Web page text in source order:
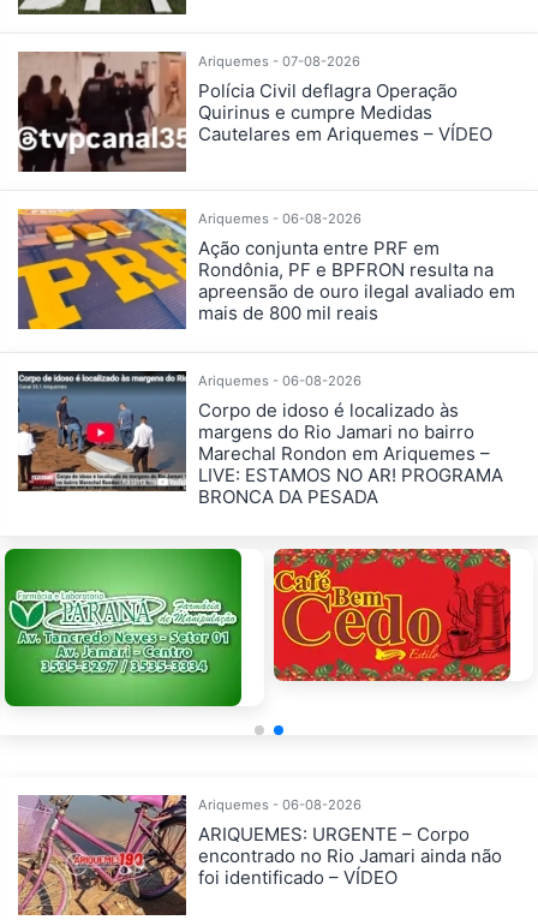
Ariquemes - 07-08-2026
Polícia Civil deflagra Operação
Quirinus e cumpre Medidas
Cautelares em Ariquemes – VÍDEO
Ariquemes - 06-08-2026
Ação conjunta entre PRF em
Rondônia, PF e BPFRON resulta na
apreensão de ouro ilegal avaliado em
mais de 800 mil reais
Ariquemes - 06-08-2026
Corpo de idoso é localizado às
margens do Rio Jamari no bairro
Marechal Rondon em Ariquemes –
LIVE: ESTAMOS NO AR! PROGRAMA
BRONCA DA PESADA
Ariquemes - 06-08-2026
ARIQUEMES: URGENTE – Corpo
encontrado no Rio Jamari ainda não
foi identificado – VÍDEO